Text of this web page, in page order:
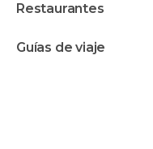
restaurantes
guías de viaje